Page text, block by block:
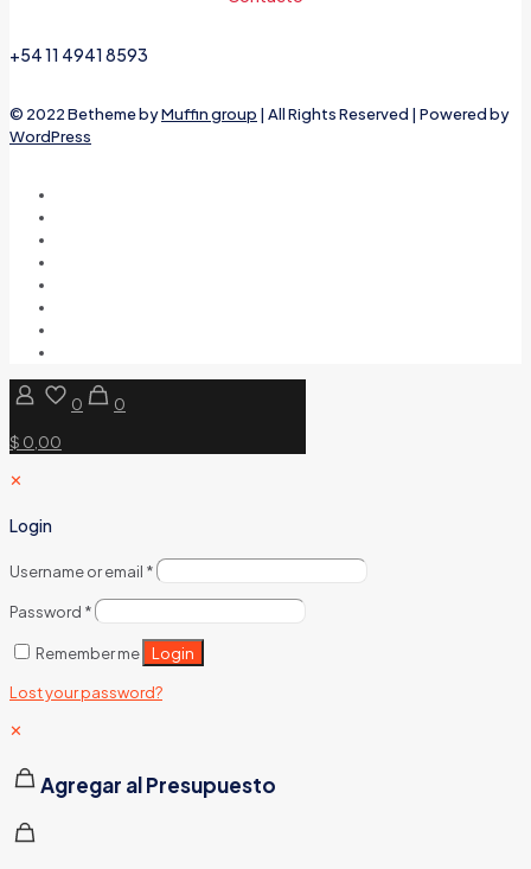
+54 11 4941 8593
© 2022 Betheme byMuffin group | All Rights Reserved | Powered by
WordPress
0
0
$ 0,00
✕
Login
Username or email *
Password *
Remember me Login
Lost your password?
✕
Agregar al Presupuesto